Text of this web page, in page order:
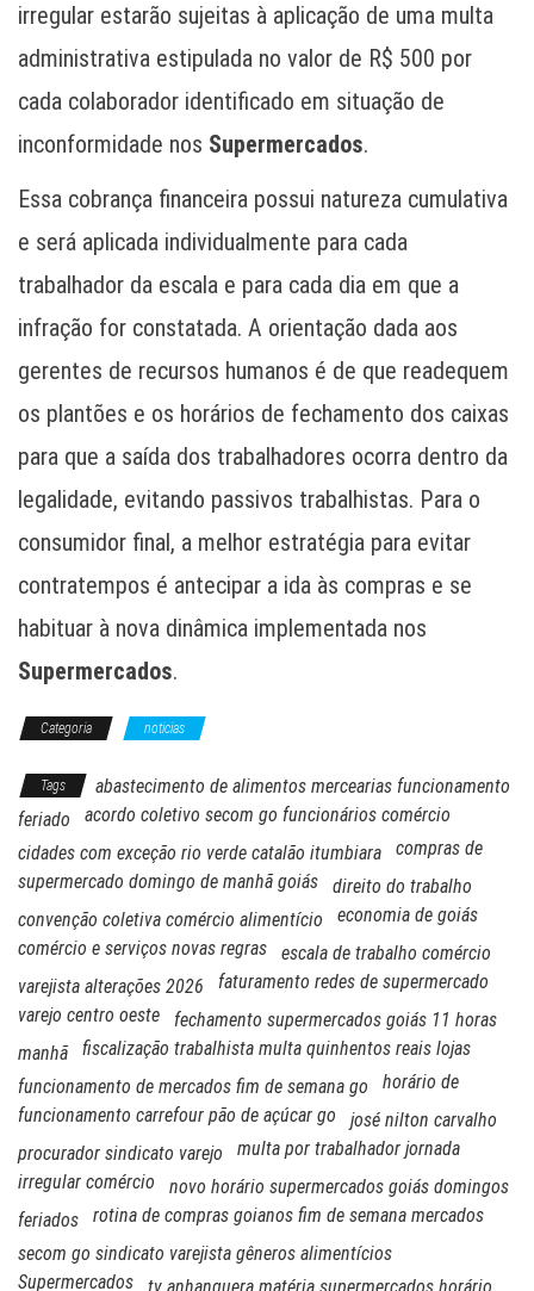
irregular estarão sujeitas à aplicação de uma multa
administrativa estipulada no valor de R$ 500 por
cada colaborador identificado em situação de
inconformidade nos Supermercados.
Essa cobrança financeira possui natureza cumulativa
e será aplicada individualmente para cada
trabalhador da escala e para cada dia em que a
infração for constatada. A orientação dada aos
gerentes de recursos humanos é de que readequem
os plantões e os horários de fechamento dos caixas
para que a saída dos trabalhadores ocorra dentro da
legalidade, evitando passivos trabalhistas. Para o
consumidor final, a melhor estratégia para evitar
contratempos é antecipar a ida às compras e se
habituar à nova dinâmica implementada nos
Supermercados.
Categoria noticias
Tags
abastecimento de alimentos mercearias funcionamento
feriado
acordo coletivo secom go funcionários comércio
cidades com exceção rio verde catalão itumbiara
compras de
supermercado domingo de manhã goiás
direito do trabalho
convenção coletiva comércio alimentício
economia de goiás
comércio e serviços novas regras
escala de trabalho comércio
varejista alterações 2026
faturamento redes de supermercado
varejo centro oeste
fechamento supermercados goiás 11 horas
manhã
fiscalização trabalhista multa quinhentos reais lojas
funcionamento de mercados fim de semana go
horário de
funcionamento carrefour pão de açúcar go
josé nilton carvalho
procurador sindicato varejo
multa por trabalhador jornada
irregular comércio
novo horário supermercados goiás domingos
feriados
rotina de compras goianos fim de semana mercados
secom go sindicato varejista gêneros alimentícios
Supermercados